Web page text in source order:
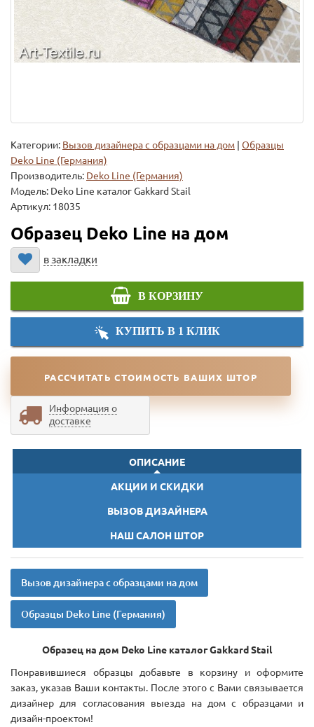
Категории: Вызов дизайнера с образцами на дом
Образцы
Deko Line (Германия)
Производитель: Deko Line (Германия)
Модель: Deko Line каталог Gakkard Stail
Артикул: 18035
Образец Deko Line на дом
в закладки
В КОРЗИНУ
КУПИТЬ В 1 КЛИК
РАССЧИТАТЬ СТОИМОСТЬ ВАШИХ ШТОР
Информация о
доставке
ОПИСАНИЕ
АКЦИИ И СКИДКИ
ВЫЗОВ ДИЗАЙНЕРА
НАШ САЛОН ШТОР
Вызов дизайнера с образцами на дом
Образцы Deko Line (Германия)
Образец на дом Deko Line каталог Gakkard Stail
Понравившиеся образцы добавьте в корзину и оформите
заказ, указав Ваши контакты. После этого с Вами связывается
дизайнер для согласования выезда на дом с образцами и
дизайн-проектом!